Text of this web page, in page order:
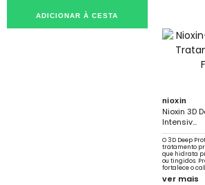
ADICIONAR À CESTA
nioxin
Nioxin 3D
Intensiv...
O 3D Deep
tratamento
que hidrata
ou tingidos.
fortalece o
ver mais